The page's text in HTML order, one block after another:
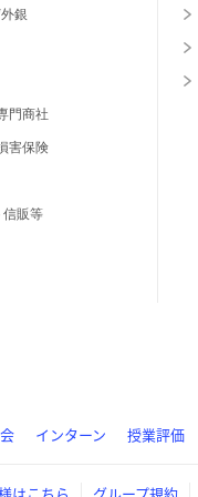
銀
門商社
害保険
信販等
インターン 授業評価